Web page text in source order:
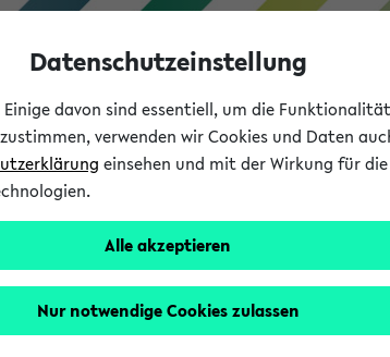
Datenschutzeinstellung
davon sind essentiell, um die
verwenden wir Cookies und Daten
einsehen und mit der Wirkung für
Alle akzeptieren
Nur notwendige Cookies zulassen